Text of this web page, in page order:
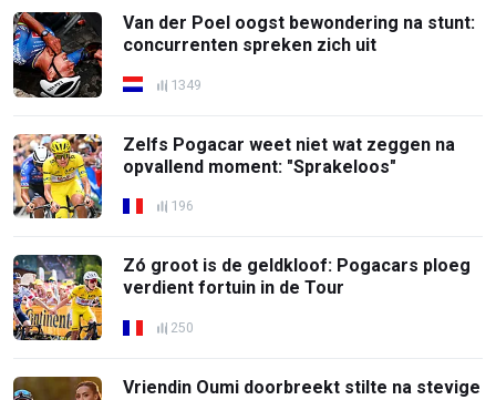
Van der Poel oogst bewondering na stunt:
concurrenten spreken zich uit
1349
Zelfs Pogacar weet niet wat zeggen na
opvallend moment: "Sprakeloos"
196
Zó groot is de geldkloof: Pogacars ploeg
verdient fortuin in de Tour
250
Vriendin Oumi doorbreekt stilte na stevige